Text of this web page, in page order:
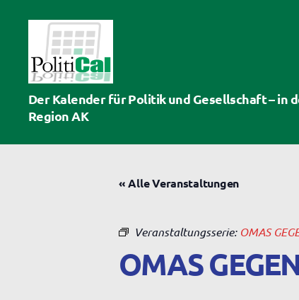
PolitiCal-
AK
Der Kalender für Politik und Gesellschaft – in
Region AK
« Alle Veranstaltungen
Veranstaltungsserie: OMAS
OMAS